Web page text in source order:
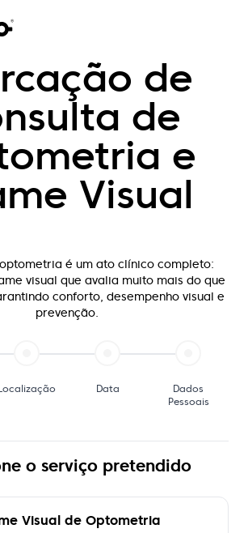
de
de
e
Visual
é um ato clínico completo:
visual que avalia muito mais do que
conforto, desempenho visual e
prevenção.
Data
Dados
Pessoais
o serviço pretendido
Visual de Optometria